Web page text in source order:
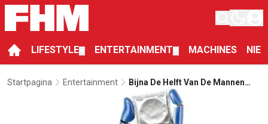
LIFESTYLE ENTERTAINMENT MACHINES
Startpagina Entertainment
Bijna De Helft Van De Mannen
Zou Van Bil Gaan Met Een Robot